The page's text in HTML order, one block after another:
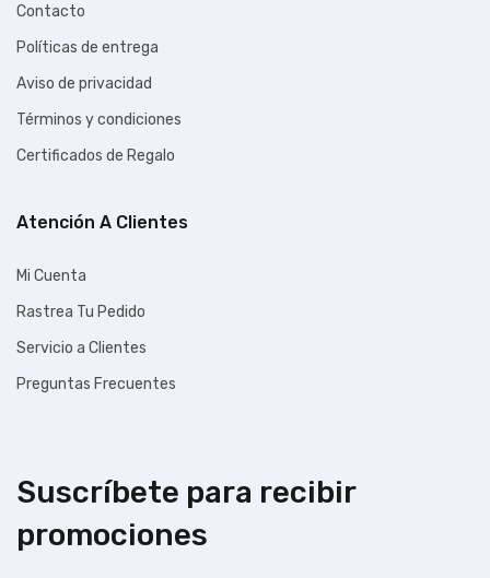
Contacto
Políticas de entrega
Aviso de privacidad
Términos y condiciones
Certificados de Regalo
Atención A Clientes
Mi Cuenta
Rastrea Tu Pedido
Servicio a Clientes
Preguntas Frecuentes
Suscríbete para recibir
promociones